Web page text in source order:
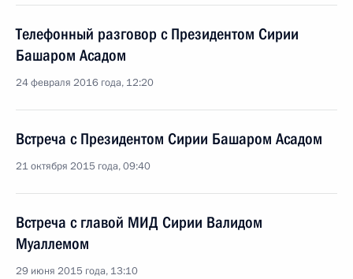
Телефонный разговор с Президентом Сирии
Башаром Асадом
24 февраля 2016 года, 12:20
Встреча с Президентом Сирии Башаром Асадом
21 октября 2015 года, 09:40
Встреча с главой МИД Сирии Валидом
Муаллемом
29 июня 2015 года, 13:10